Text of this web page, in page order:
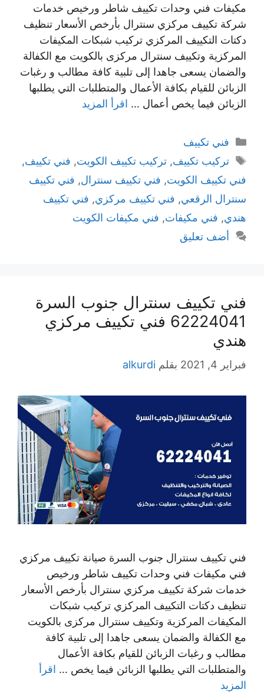
مكيفات فني وحدات تكييف شاطر ورخيص خدمات
شركة تكييف مركزي سنترال بأرخص الأسعار تنظيف
دكتات التكييف المركزي تركيب شبكات المكيفات
المركزية وتكييف سنترال مركزى بالكويت مع الكفالة
والضمان يسعى جاهدا إلى تلبية كافة مطالب و رغبات
الزبائن للقيام بكافة الأعمال والمتطلبات التي يطلبها
الزبائن فيما يخص أعمال … اقرأ المزيد
التصنيفات
فني تكييف
الوسوم
تركيب تكييف, تركيب تكييف الكويت, فني تكييف,
فني تكييف الكويت, فني تكييف سنترال, فني تكييف
سنترال الرقعي, فني تكييف مركزي, فني تكييف
هندي, فني مكيفات, فني مكيفات الكويت
أضف تعليق
فني تكييف سنترال جنوب السرة
62224041 فني تكييف مركزي
هندي
فبراير 4, 2021 بقلم alkurdi
فني تكييف سنترال جنوب السرة صيانة تكييف مركزي
فني مكيفات فني وحدات تكييف شاطر ورخيص
خدمات شركة تكييف مركزي سنترال بأرخص الأسعار
تنظيف دكتات التكييف المركزي تركيب شبكات
المكيفات المركزية وتكييف سنترال مركزى بالكويت
مع الكفالة والضمان يسعى جاهدا إلى تلبية كافة
مطالب و رغبات الزبائن للقيام بكافة الأعمال
والمتطلبات التي يطلبها الزبائن فيما يخص … اقرأ
المزيد